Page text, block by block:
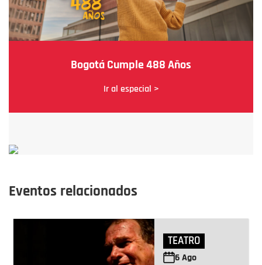
Bogotá Cumple 488 Años
Ir al especial >
Eventos relacionados
TEATRO
6Ago